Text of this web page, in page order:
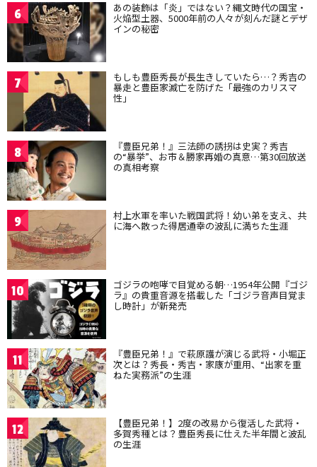
6 あの装飾は「炎」ではない？縄文時代の国宝・
火焔型土器、5000年前の人々が刻んだ謎とデザ
インの秘密
7 もしも豊臣秀長が長生きしていたら…？秀吉の
暴走と豊臣家滅亡を防げた「最強のカリスマ
性」
8 『豊臣兄弟！』三法師の誘拐は史実？秀吉
の“暴挙”、お市＆勝家再婚の真意…第30回放送
の真相考察
9 村上水軍を率いた戦国武将！幼い弟を支え、共
に海へ散った得居通幸の波乱に満ちた生涯
10 ゴジラの咆哮で目覚める朝…1954年公開『ゴジ
ラ』の貴重音源を搭載した「ゴジラ音声目覚ま
し時計」が新発売
11 『豊臣兄弟！』で萩原護が演じる武将・小堀正
次とは？秀長・秀吉・家康が重用、“出家を重
ねた実務派”の生涯
12 【豊臣兄弟！】2度の改易から復活した武将・
多賀秀種とは？豊臣秀長に仕えた半年間と波乱
の生涯